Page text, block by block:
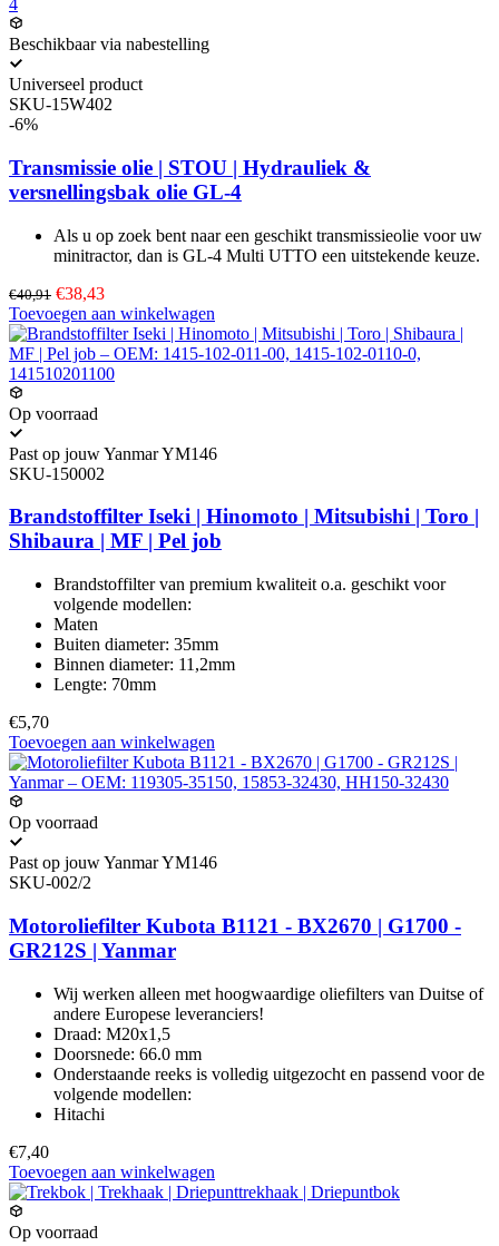
Beschikbaar via nabestelling
Universeel product
SKU-15W402
-6%
Transmissie olie | STOU | Hydrauliek &
versnellingsbak olie GL-4
Als u op zoek bent naar een geschikt transmissieolie voor uw
minitractor, dan is GL-4 Multi UTTO een uitstekende keuze.
€40,91 €38,43
Toevoegen aan winkelwagen
Op voorraad
Past op jouw Yanmar YM146
SKU-150002
Brandstoffilter Iseki | Hinomoto | Mitsubishi | Toro |
Shibaura | MF | Pel job
Brandstoffilter van premium kwaliteit o.a. geschikt voor
volgende modellen:
Maten
Buiten diameter: 35mm
Binnen diameter: 11,2mm
Lengte: 70mm
€5,70
Toevoegen aan winkelwagen
Op voorraad
Past op jouw Yanmar YM146
SKU-002/2
Motoroliefilter Kubota B1121 - BX2670 | G1700 -
GR212S | Yanmar
Wij werken alleen met hoogwaardige oliefilters van Duitse of
andere Europese leveranciers!
Draad: M20x1,5
Doorsnede: 66.0 mm
Onderstaande reeks is volledig uitgezocht en passend voor de
volgende modellen:
Hitachi
€7,40
Toevoegen aan winkelwagen
Op voorraad